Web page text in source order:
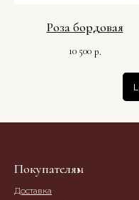
Роза бордовая
10 500 р.
Покупателям
Доставка